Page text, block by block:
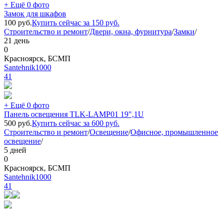
+ Ещё 0 фото
Замок для шкафов
100 руб.Купить сейчас за 150 руб.
Строительство и ремонт/Двери, окна, фурнитура/Замки/
21 день
0
Красноярск, БСМП
Santehnik1000
41
+ Ещё 0 фото
Панель освещения TLK-LAMP01 19",1U
500 руб.Купить сейчас за 600 руб.
Строительство и ремонт/Освещение/Офисное, промышленное
освещение/
5 дней
0
Красноярск, БСМП
Santehnik1000
41